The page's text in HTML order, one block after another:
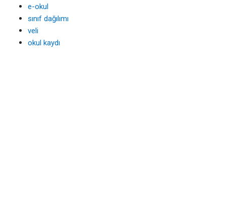
e-okul
sınıf dağılımı
veli
okul kaydı